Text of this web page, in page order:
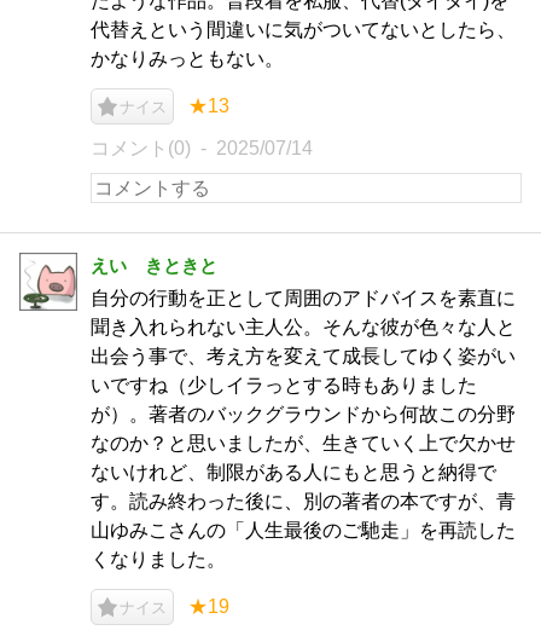
代替えという間違いに気がついてないとしたら、
かなりみっともない。
ナイス ★13
コメント(0) 2025/07/14
えい きときと
自分の行動を正として周囲のアドバイスを素直に
聞き入れられない主人公。そんな彼が色々な人と
出会う事で、考え方を変えて成長してゆく姿がい
いですね（少しイラっとする時もありました
が）。著者のバックグラウンドから何故この分野
なのか？と思いましたが、生きていく上で欠かせ
ないけれど、制限がある人にもと思うと納得で
す。読み終わった後に、別の著者の本ですが、青
山ゆみこさんの「人生最後のご馳走」を再読した
くなりました。
ナイス ★19